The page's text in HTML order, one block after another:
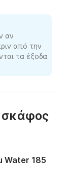
αν
από την
τα έξοδα
σκάφος
Water 185